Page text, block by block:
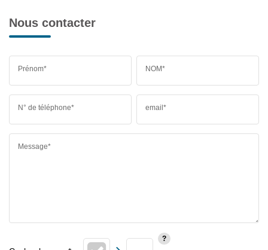
Nous contacter
Prénom* NOM*
N° de téléphone* email*
Message*